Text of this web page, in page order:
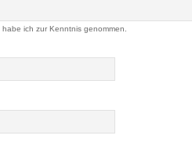
habe ich zur Kenntnis genommen.